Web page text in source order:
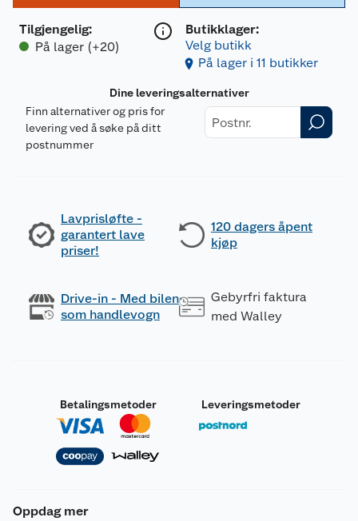
Tilgjengelig:
På lager (+20)
Butikklager:
Velg butikk
På lager i 11 butikker
Dine leveringsalternativer
Finn alternativer og pris for
levering ved å søke på ditt
postnummer
Lavprisløfte -
garantert lave
priser!
120 dagers åpent
kjøp
Drive-in - Med bilen
som handlevogn
Gebyrfri faktura
med Walley
Betalingsmetoder Leveringsmetoder
Oppdag mer